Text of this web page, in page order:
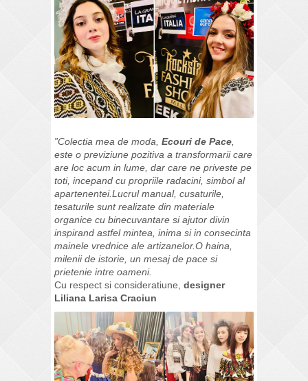
”Colectia mea de moda, Ecouri de Pace
este o previziune pozitiva a transformarii care
are loc acum in lume, dar care ne priveste pe
toti, incepand cu propriile radacini, simbol al
apartenentei.Lucrul manual, cusaturile,
tesaturile sunt realizate din materiale
organice cu binecuvantare si ajutor divin
inspirand astfel mintea, inima si in consecinta
mainele vrednice ale artizanelor.O haina,
milenii de istorie, un mesaj de pace si
prietenie intre oameni.
Cu respect si consideratiune, designer
Liliana Larisa Craciun